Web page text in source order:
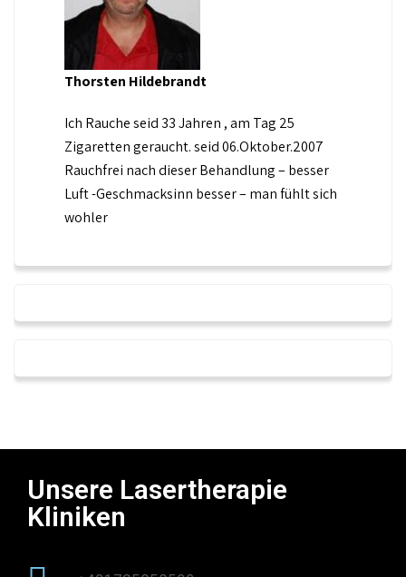
Thorsten Hildebrandt
Ich Rauche seid 33 Jahren , am Tag 25
Zigaretten geraucht. seid 06.Oktober.2007
Rauchfrei nach dieser Behandlung – besser
Luft -Geschmacksinn besser – man fühlt sich
wohler
Unsere Lasertherapie
Kliniken